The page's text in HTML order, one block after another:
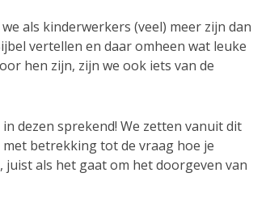
als kinderwerkers (veel) meer zijn dan
vertellen en daar omheen wat leuke
hen zijn, zijn we ook iets van de
dezen sprekend! We zetten vanuit dit
betrekking tot de vraag hoe je
als het gaat om het doorgeven van